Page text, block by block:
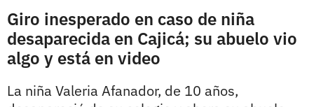
Giro inesperado en caso de niña
desaparecida en Cajicá; su abuelo vio
algo y está en video
La niña Valeria Afanador, de 10 años,